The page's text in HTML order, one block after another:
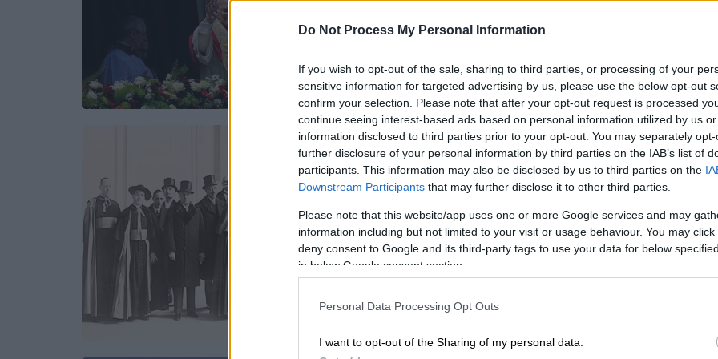
Do Not Process My Personal Information
If you wish to opt-out of the sale, sharing to third parties, or processing of your
sensitive information for targeted advertising by us, please use the below opt-out
confirm your selection. Please note that after your opt-out request is processed
continue seeing interest-based ads based on personal information utilized by us
information disclosed to third parties prior to your opt-out. You may separately
further disclosure of your personal information by third parties on the IAB’s list of
participants. This information may also be disclosed by us to third parties on the
Downstream Participants that may further disclose it to other third parties.
Please note that this website/app uses one or more Google services and may
information including but not limited to your visit or usage behaviour. You may
deny consent to Google and its third-party tags to use your data for below
in below Google consent section.
Personal Data Processing Opt Outs
I want to opt-out of the Sharing of my personal data.
«Όποιος διαθέτει την εξουσία να
προκαλεί πολέμους, ας επιλέξει την
Σαν Σήμερα|11.02.2026 00:00
Συνθήκη του Λατερανού ή
διαφορετικά: όταν ο Θεός
συμφώνησε με τον Διάβολο…
Το Βατικανό αναγνωρίζεται ως
ανεξάρτητο κράτος.